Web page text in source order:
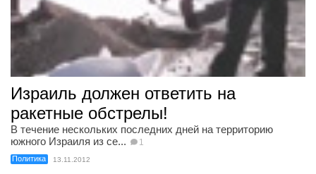
Израиль должен ответить на
ракетные обстрелы!
В течение нескольких последних дней на территорию
южного Израиля из се...
1
Политика 13.11.2012